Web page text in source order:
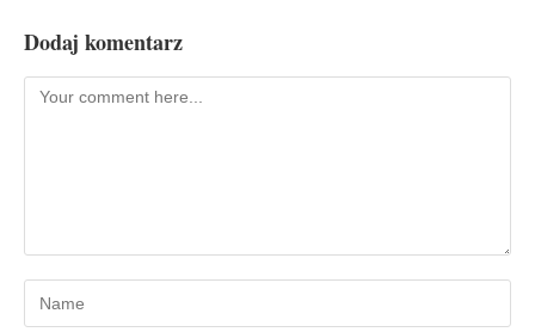
Dodaj komentarz